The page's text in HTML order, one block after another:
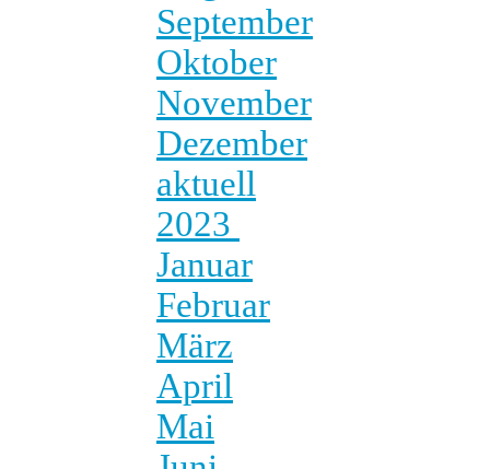
September
Oktober
November
Dezember
aktuell
2023
Januar
Februar
März
April
Mai